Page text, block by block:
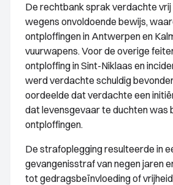
De rechtbank sprak verdachte vrij
wegens onvoldoende bewijs,
ontploffingen in Antwerpen en
vuurwapens. Voor de overige
ontploffing in Sint-Niklaas en
werd verdachte schuldig
oordeelde dat verdachte een
dat levensgevaar te duchten was
ontploffingen.
De strafoplegging resulteerde in
gevangenisstraf van negen jaren
tot gedragsbeïnvloeding of